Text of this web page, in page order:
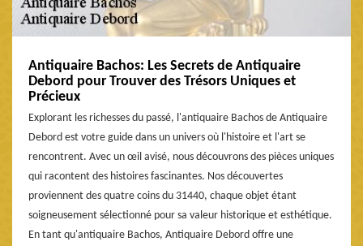
Antiquaire Bachos: Les Secrets de Antiquaire
Debord pour Trouver des Trésors Uniques et
Précieux
Explorant les richesses du passé, l'antiquaire Bachos de Antiquaire
Debord est votre guide dans un univers où l'histoire et l'art se
rencontrent. Avec un œil avisé, nous découvrons des pièces uniques
qui racontent des histoires fascinantes. Nos découvertes
proviennent des quatre coins du 31440, chaque objet étant
soigneusement sélectionné pour sa valeur historique et esthétique.
En tant qu'antiquaire Bachos, Antiquaire Debord offre une